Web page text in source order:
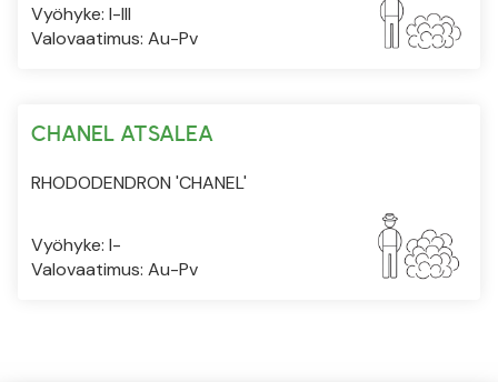
Vyöhyke: I-III
Valovaatimus: Au-Pv
CHANEL ATSALEA
RHODODENDRON 'CHANEL'
Vyöhyke: I-
Valovaatimus: Au-Pv